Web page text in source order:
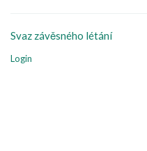
Svaz závěsného létání
Login